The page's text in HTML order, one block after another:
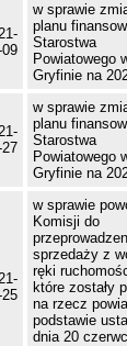
w sprawie
planu
Starostwa
Powiatowego
Gryfinie na
w sprawie
planu
Starostwa
Powiatowego
Gryfinie na
w sprawie
Komisji do
sprzedaży z
ręki
które zostały
na rzecz
podstawie
dnia 20